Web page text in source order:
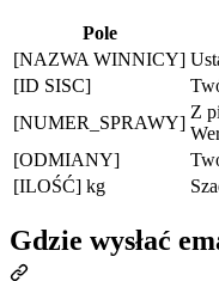
Pole
[NAZWA WINNICY]
[ID SISC]
[NUMER_SPRAWY]
Z
[ODMIANY]
[ILOŚĆ] kg
Gdzie wysłać